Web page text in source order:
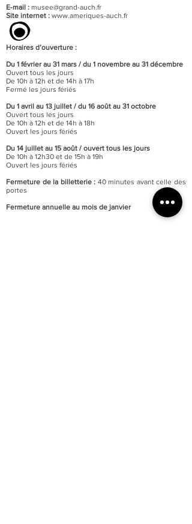
E-mail : musee@grand-auch.fr
Site internet : www.ameriques-auch.fr
Horaires d’ouverture :
Du 1 février au 31 mars / du 1 novembre au 31 décembre
Ouvert tous les jours
De 10h à 12h et de 14h à 17h
Fermé les jours fériés
Du 1 avril au 13 juillet / du 16 août au 31 octobre
Ouvert tous les jours
De 10h à 12h et de 14h à 18h
Ouvert les jours fériés
Du 14 juillet au 15 août / ouvert tous les jours
De 10h à 12h30 et de 15h à 19h
Ouvert les jours fériés
Fermeture de la billetterie : 40 minutes avant celle des
portes
Fermeture annuelle au mois de janvier